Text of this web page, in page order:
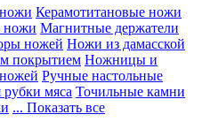
Керамотитановые ножи
ножи Магнитные держатели
ножей Ножи из дамасской
покрытием Ножницы и
Ручные настольные
мяса Точильные камни
... Показать все